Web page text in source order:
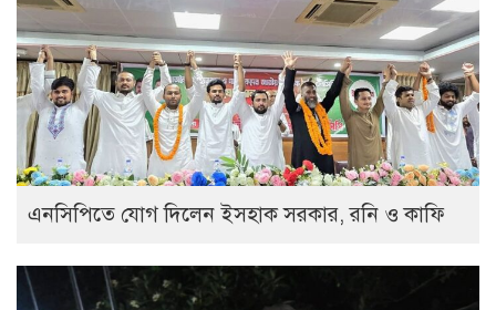
এনসিপিতে যোগ দিলেন ইসহাক সরকার, রনি ও কাফি